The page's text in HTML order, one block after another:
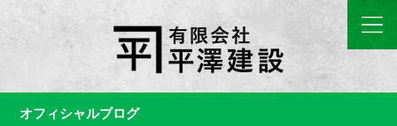
オフィシャルブログ